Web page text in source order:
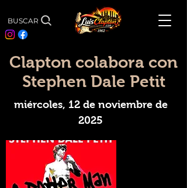
BUSCAR
Clapton colabora con
Stephen Dale Petit
miércoles, 12 de noviembre de
2025